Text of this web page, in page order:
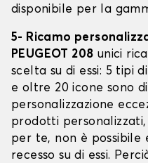
disponibile per la
5- Ricamo
PEUGEOT 208 unici
scelta su di essi: 5 tipi
e oltre 20 icone sono
personalizzazione
prodotti
per te, non è possibile
recesso su di essi.